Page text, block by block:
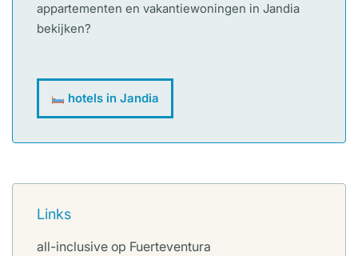
appartementen en vakantiewoningen in Jandia
bekijken?
hotels in Jandia
Links
all-inclusive op Fuerteventura